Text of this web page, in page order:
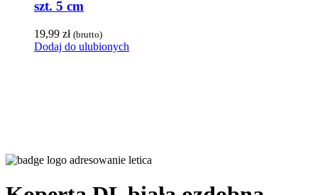
szt. 5 cm
19,99 zł (brutto)
Dodaj do ulubionych